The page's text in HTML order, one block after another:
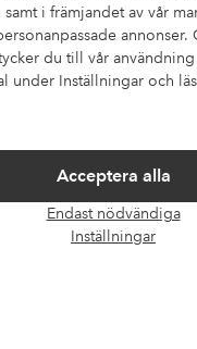
i främjandet av vår
annonser.
du till vår
under Inställningar och
Acceptera alla
Endast nödvändiga
Inställningar